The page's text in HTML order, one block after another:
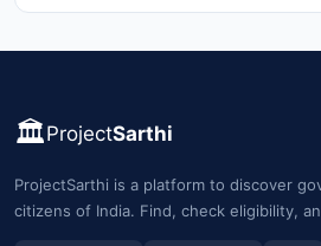
🏛️ProjectSarthi
ProjectSarthi is a platform to discover
citizens of India. Find, check eligibility,